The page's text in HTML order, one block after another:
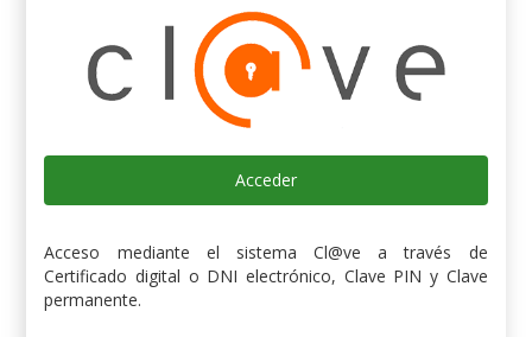
Acceder
Acceso mediante el sistema Cl@ve a través de
Certificado digital o DNI electrónico, Clave PIN y Clave
permanente.